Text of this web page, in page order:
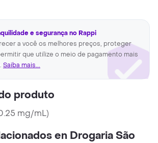
e segurança no Rappi
a você os melhores preços, proteger
que utilize o meio de pagamento mais
Saiba mais...
produto
mg/mL)
en Drogaria São